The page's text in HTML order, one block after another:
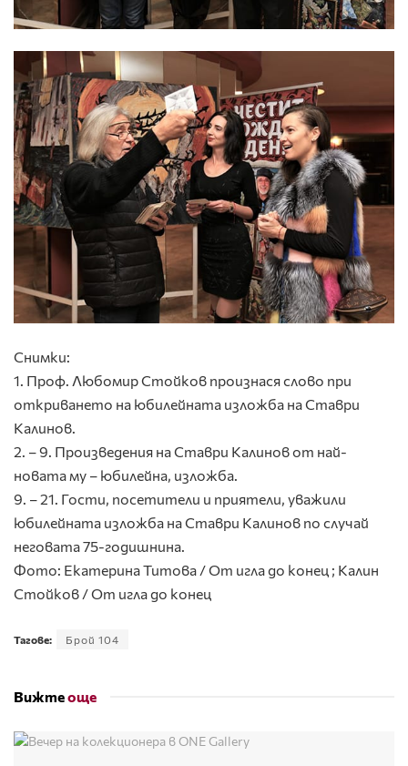
Снимки:
1. Проф. Любомир Стойков произнася слово при
откриването на юбилейната изложба на Ставри
Калинов.
2. – 9. Произведения на Ставри Калинов от най-
новата му – юбилейна, изложба.
9. – 21. Гости, посетители и приятели, уважили
юбилейната изложба на Ставри Калинов по случай
неговата 75-годишнина.
Фото: Екатерина Титова / От игла до конец ; Калин
Стойков / От игла до конец
Тагове: Брой 104
Вижтеоще